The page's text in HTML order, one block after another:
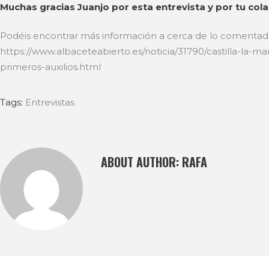
Muchas gracias Juanjo por esta entrevista y por tu
Podéis encontrar más información a cerca de lo
https://www.albaceteabierto.es/noticia/31790/castilla-la-
primeros-auxilios.html
Tags: Entrevistas
ABOUT AUTHOR: RAFA